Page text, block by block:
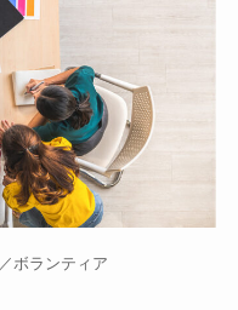
ボランティア